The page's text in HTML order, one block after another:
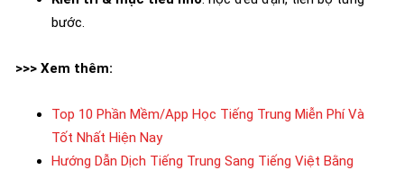
bước.
>>> Xem thêm:
Top 10 Phần Mềm/App Học Tiếng Trung Miễn Phí Và
Tốt Nhất Hiện Nay
Hướng Dẫn Dịch Tiếng Trung Sang Tiếng Việt Bằng